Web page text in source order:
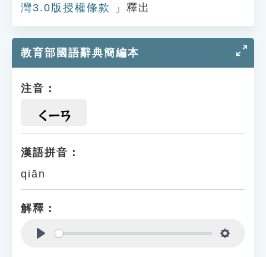
灣3.0版授權條款
」釋出
教育部國語辭典簡編本
注音：
ㄑㄧㄢ
漢語拼音：
qiān
解釋：